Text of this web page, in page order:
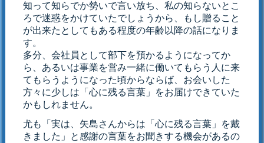
知って知らでか勢いで言い放ち、私の知らないとこ
ろで迷惑をかけていたでしょうから、もし贈ること
が出来たとしてもある程度の年齢以降の話になりま
す。
多分、会社員として部下を預かるようになってか
ら、あるいは事業を営み一緒に働いてもらう人に来
てもらうようになった頃からならば、お会いした
方々に少しは「心に残る言葉」をお届けできていた
かもしれません。
尤も「実は、矢島さんからは「心に残る言葉」を戴
きました」と感謝の言葉をお聞きする機会があるの